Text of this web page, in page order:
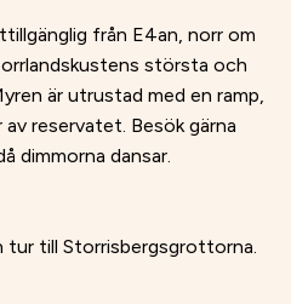
från E4an, norr om
största och
är utrustad med en ramp,
reservatet. Besök gärna
dimmorna dansar.
tur till Storrisbergsgrottorna.